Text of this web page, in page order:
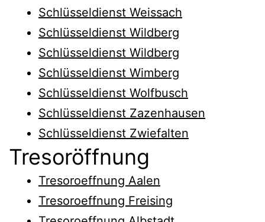
Schlüsseldienst Weissach
Schlüsseldienst Wildberg
Schlüsseldienst Wildberg
Schlüsseldienst Wimberg
Schlüsseldienst Wolfbusch
Schlüsseldienst Zazenhausen
Schlüsseldienst Zwiefalten
Tresoröffnung
Tresoroeffnung Aalen
Tresoroeffnung Freising